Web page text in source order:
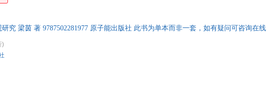
研究 梁茵 著 9787502281977 原子能出版社 此书为单本而非一套，如有疑问可咨询在线
)